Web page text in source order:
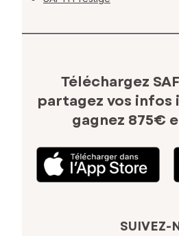
Téléchargez
partagez vos infos
gagnez 875€
SUIVEZ-